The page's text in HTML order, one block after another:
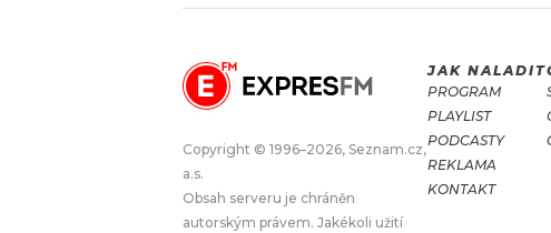
PODCASTY
JAK NALADIT
RÁDIO
APLIKACE
PLAYLIST
Copyright © 1996–2026, Seznam.cz,
a.s.
Obsah serveru je chráněn
autorským právem. Jakékoli užití
JAK NALADIT
PROGRAM
PLAYLIST
PODCASTY
REKLAMA
KONTAKT